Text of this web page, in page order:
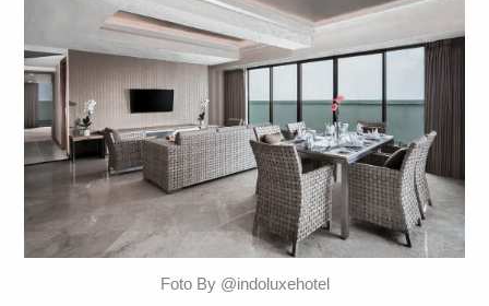
Foto By @indoluxehotel